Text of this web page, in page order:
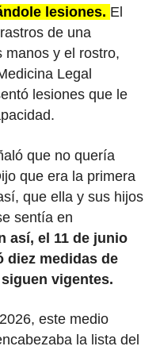
lesiones. El
de una
manos y el rostro,
Legal
lesiones que le
que no quería
que era la primera
que ella y sus hijos
sentía en
así, el 11 de junio
diez medidas de
vigentes.
este medio
la lista del